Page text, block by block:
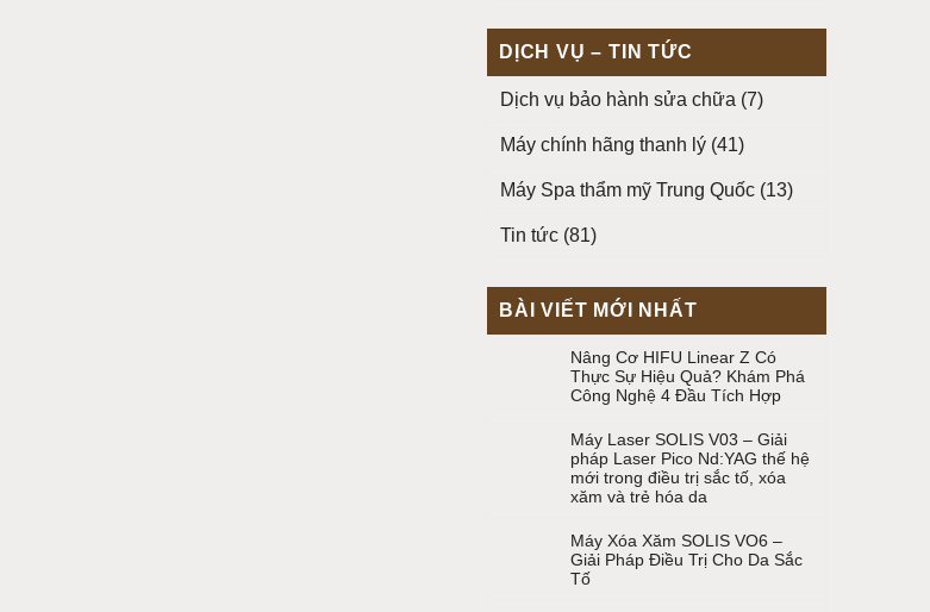
DỊCH VỤ – TIN TỨC
Dịch vụ bảo hành sửa chữa (7)
Máy chính hãng thanh lý (41)
Máy Spa thẩm mỹ Trung Quốc (13)
Tin tức (81)
BÀI VIẾT MỚI NHẤT
Nâng Cơ HIFU Linear Z Có
Thực Sự Hiệu Quả? Khám Phá
Công Nghệ 4 Đầu Tích Hợp
Máy Laser SOLIS V03 – Giải
pháp Laser Pico Nd:YAG thế hệ
mới trong điều trị sắc tố, xóa
xăm và trẻ hóa da
Máy Xóa Xăm SOLIS VO6 –
Giải Pháp Điều Trị Cho Da Sắc
Tố